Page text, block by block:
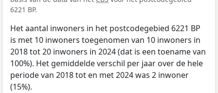
6221 BP.
Het aantal inwoners in het postcodegebied 6221 BP
is met 10 inwoners toegenomen van 10 inwoners in
2018 tot 20 inwoners in 2024 (dat is een toename van
100%). Het gemiddelde verschil per jaar over de hele
periode van 2018 tot en met 2024 was 2 inwoner
(15%).